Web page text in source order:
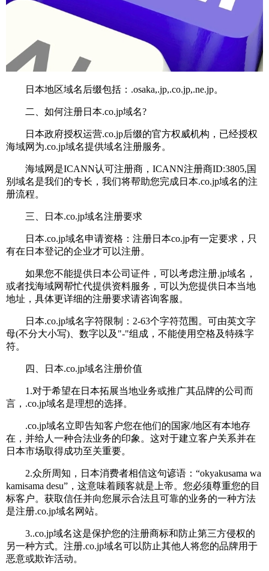
日本地区域名后缀包括：.osaka,.jp,.co.jp,.ne.jp。
二、如何注册日本.co.jp域名?
日本政府授权运营.co.jp后缀的官方权威机构，已经授权
海域网为.co.jp域名提供域名注册服务。
海域网是ICANN认可注册商，ICANN注册商ID:3805,国
别域名是我们的专长，我们将帮助您完成日本.co.jp域名的注
册流程。
三、日本.co.jp域名注册要求
日本.co.jp域名申请资格：注册日本co.jp有一定要求，只
有在日本登记的企业才可以注册。
如果您不能提供日本公司证件，可以考虑注册.jp域名，
或者找海域网帮忙代提供资料服务，可以为您提供日本当地
地址，具体更详细的注册要求请咨询客服。
日本.co.jp域名字符限制：2-63个字符范围。可由英文字
母(不分大小写)、数字以及"-"组成，不能使用空格及特殊字
符。
四、日本.co.jp域名注册价值
1.对于希望在日本拓展当地业务或推广其品牌的公司而
言，.co.jp域名是理想的选择。
.co.jp域名立即告知客户您在他们的国家/地区有本地存
在，并给人一种合法业务的印象。这对于建立客户关系并在
日本市场取得成功至关重要。
2.众所周知，日本消费者相信这句谚语：“okyakusama wa
kamisama desu”，这意味着顾客就是上帝。您必须尊重您的目
标客户。获取信任并向您展示合法且可靠的业务的一种方法
是注册.co.jp域名网站。
3..co.jp域名这是保护您的注册商标和防止第三方侵权的
另一种方式。注册.co.jp域名可以防止其他人将您的品牌用于
恶意或欺诈活动。